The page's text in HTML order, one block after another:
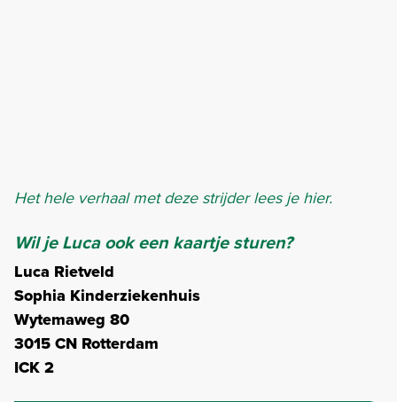
Het hele verhaal met deze strijder lees je hier.
Wil je Luca ook een kaartje sturen?
Luca Rietveld
Sophia Kinderziekenhuis
Wytemaweg 80
3015 CN Rotterdam
ICK 2